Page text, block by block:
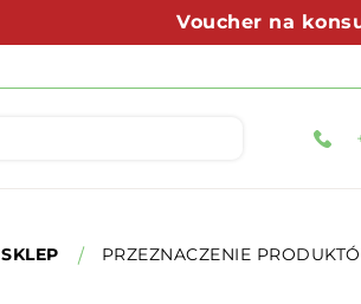
Voucher na
SKLEP PRZEZNACZENIE